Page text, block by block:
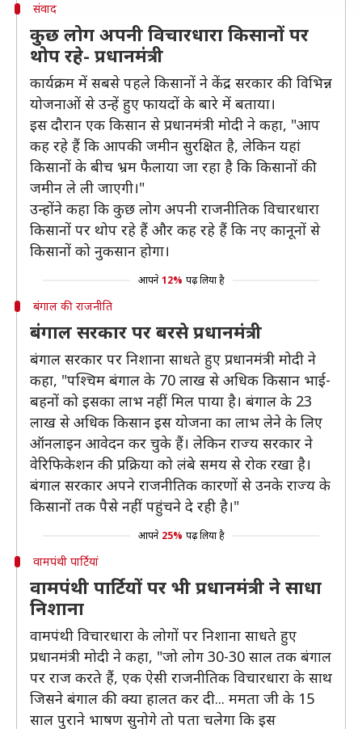
संवाद
कुछ लोग अपनी विचारधारा किसानों पर
थोप रहे- प्रधानमंत्री
कार्यक्रम में सबसे पहले किसानों ने केंद्र सरकार की विभिन्न
योजनाओं से उन्हें हुए फायदों के बारे में बताया।
इस दौरान एक किसान से प्रधानमंत्री मोदी ने कहा, "आप
कह रहे हैं कि आपकी जमीन सुरक्षित है, लेकिन यहां
किसानों के बीच भ्रम फैलाया जा रहा है कि किसानों की
जमीन ले ली जाएगी।"
उन्होंने कहा कि कुछ लोग अपनी राजनीतिक विचारधारा
किसानों पर थोप रहे हैं और कह रहे हैं कि नए कानूनों से
किसानों को नुकसान होगा।
आपने 12% पढ़ लिया है
बंगाल की राजनीति
बंगाल सरकार पर बरसे प्रधानमंत्री
बंगाल सरकार पर निशाना साधते हुए प्रधानमंत्री मोदी ने
कहा, "पश्चिम बंगाल के 70 लाख से अधिक किसान भाई-
बहनों को इसका लाभ नहीं मिल पाया है। बंगाल के 23
लाख से अधिक किसान इस योजना का लाभ लेने के लिए
ऑनलाइन आवेदन कर चुके हैं। लेकिन राज्य सरकार ने
वेरिफिकेशन की प्रक्रिया को लंबे समय से रोक रखा है।
बंगाल सरकार अपने राजनीतिक कारणों से उनके राज्य के
किसानों तक पैसे नहीं पहुंचने दे रही है।"
आपने 25% पढ़ लिया है
वामपंथी पार्टियां
वामपंथी पार्टियों पर भी प्रधानमंत्री ने साधा
निशाना
वामपंथी विचारधारा के लोगों पर निशाना साधते हुए
प्रधानमंत्री मोदी ने कहा, "जो लोग 30-30 साल तक बंगाल
पर राज करते हैं, एक ऐसी राजनीतिक विचारधारा के साथ
जिसने बंगाल की क्या हालत कर दी... ममता जी के 15
साल पुराने भाषण सुनोगे तो पता चलेगा कि इस